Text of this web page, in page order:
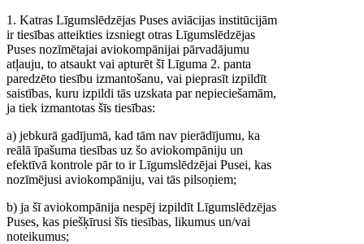
1. Katras Līgumslēdzējas Puses aviācijas institūcijām
ir tiesības atteikties izsniegt otras Līgumslēdzējas
Puses nozīmētajai aviokompānijai pārvadājumu
atļauju, to atsaukt vai apturēt šī Līguma 2. panta
paredzēto tiesību izmantošanu, vai pieprasīt izpildīt
saistības, kuru izpildi tās uzskata par nepieciešamām,
ja tiek izmantotas šīs tiesības:
a) jebkurā gadījumā, kad tām nav pierādījumu, ka
reālā īpašuma tiesības uz šo aviokompāniju un
efektīvā kontrole pār to ir Līgumslēdzējai Pusei, kas
nozīmējusi aviokompāniju, vai tās pilsoņiem;
b) ja šī aviokompānija nespēj izpildīt Līgumslēdzējas
Puses, kas piešķīrusi šīs tiesības, likumus un/vai
noteikumus;